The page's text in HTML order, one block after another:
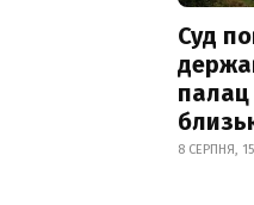
Суд
палац
8 СЕРПНЯ,